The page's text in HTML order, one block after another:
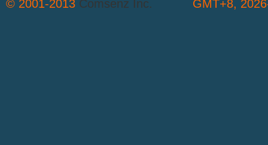
GMT+8,
© 2001-2013 Comsenz Inc.